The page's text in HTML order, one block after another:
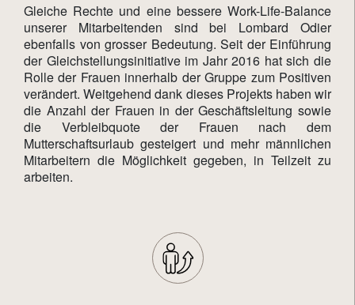
Gleiche Rechte und eine bessere Work-Life-Balance
unserer Mitarbeitenden sind bei Lombard Odier
ebenfalls von grosser Bedeutung. Seit der Einführung
der Gleichstellungsinitiative im Jahr 2016 hat sich die
Rolle der Frauen innerhalb der Gruppe zum Positiven
verändert. Weitgehend dank dieses Projekts haben wir
die Anzahl der Frauen in der Geschäftsleitung sowie
die Verbleibquote der Frauen nach dem
Mutterschaftsurlaub gesteigert und mehr männlichen
Mitarbeitern die Möglichkeit gegeben, in Teilzeit zu
arbeiten.